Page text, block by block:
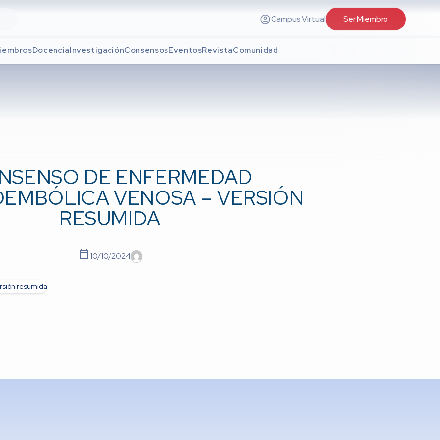
Campus Virtual Ser Miembro
DocenciaInvestigaciónConsensosEventosRevistaComunidad
DE ENFERMEDAD
VENOSA – VERSIÓN
RESUMIDA
10/10/2024